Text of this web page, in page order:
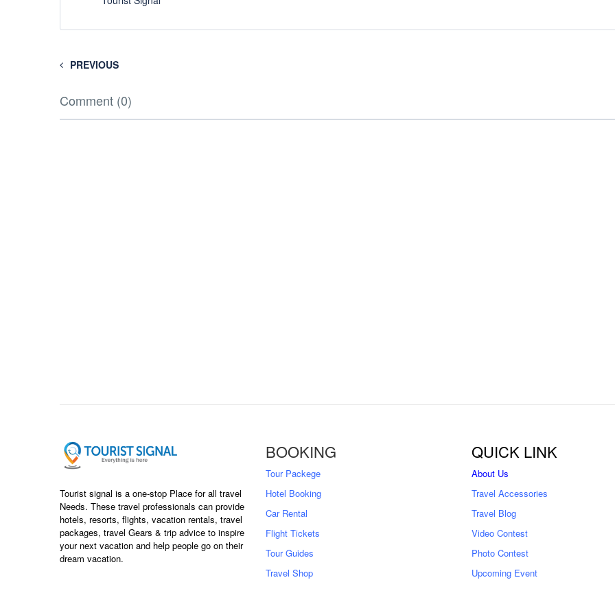
PREVIOUS
Comment (0)
Tourist signal is a one-stop Place for all travel
Needs. These travel professionals can provide
hotels, resorts, flights, vacation rentals, travel
packages, travel Gears & trip advice to inspire
your next vacation and help people go on their
dream vacation.
BOOKING
Tour Packege
Hotel Booking
Car Rental
Flight Tickets
Tour Guides
Travel Shop
QUICK LINK
About Us
Travel Accessories
Travel Blog
Video Contest
Photo Contest
Upcoming Event